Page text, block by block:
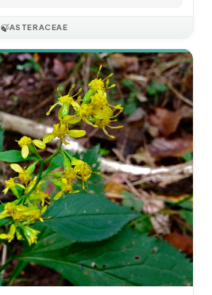
🍃ASTERACEAE